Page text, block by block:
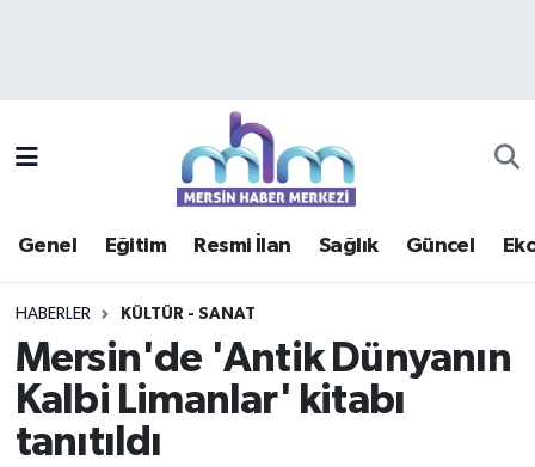
Genel Eğitim Resmi İlan Sağlık Güncel
HABERLER KÜLTÜR - SANAT
Mersin'de 'Antik Dünyanın
Kalbi Limanlar' kitabı
tanıtıldı
Güncel
Haberde insan
Mersin Trafik Yoğunluk Haritası
Süper Lig Puan Durumu ve Fikstür
Haber Arşivi